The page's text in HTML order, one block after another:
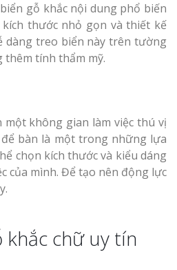
gỗ khắc nội dung phổ biến
thước nhỏ gọn và thiết kế
dàng treo biển này trên tường
thêm tính thẩm mỹ.
không gian làm việc thú vị
bàn là một trong những lựa
chọn kích thước và kiểu dáng
của mình. Để tạo nên động lực
khắc chữ uy tín